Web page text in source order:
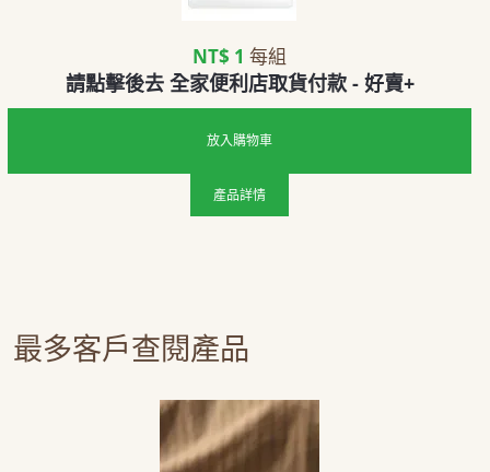
NT$ 1 每組
請點擊後去 全家便利店取貨付款 - 好賣+
放入購物車
產品詳情
最多客戶查閱產品